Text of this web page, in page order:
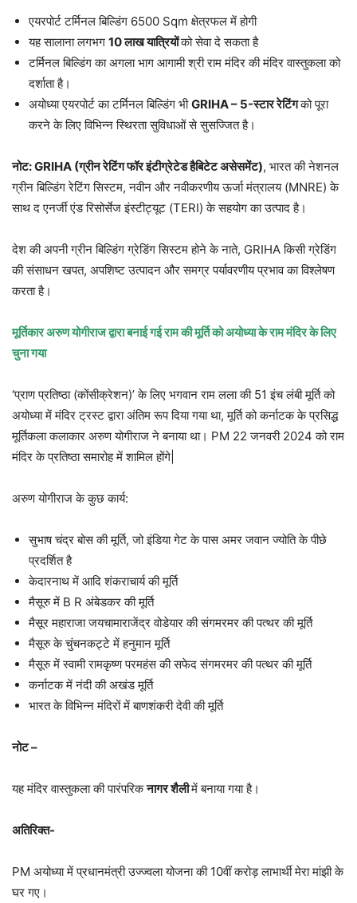
एयरपोर्ट टर्मिनल बिल्डिंग 6500 Sqm क्षेत्रफल में होगी
यह सालाना लगभग 10लाख यात्रियोंको सेवा दे सकता है
टर्मिनल बिल्डिंग का अगला भाग आगामी श्री राम मंदिर की मंदिर वास्तुकला को
दर्शाता है।
अयोध्या एयरपोर्ट का टर्मिनल बिल्डिंग भीGRIHA – 5-स्टार रेटिंगको पूरा
करने के लिए विभिन्न स्थिरता सुविधाओं से सुसज्जित है।
नोट:GRIHA (ग्रीन रेटिंग फॉर इंटीग्रेटेड हैबिटेट असेसमेंट), भारत की नेशनल
ग्रीन बिल्डिंग रेटिंग सिस्टम, नवीन और नवीकरणीय ऊर्जा मंत्रालय (MNRE) के
साथ द एनर्जी एंड रिसोर्सेज इंस्टीट्यूट (TERI) के सहयोग का उत्पाद है।
देश की अपनी ग्रीन बिल्डिंग ग्रेडिंग सिस्टम होने के नाते, GRIHA किसी ग्रेडिंग
की संसाधन खपत, अपशिष्ट उत्पादन और समग्र पर्यावरणीय प्रभाव का विश्लेषण
करता है।
मूर्तिकार अरुण योगीराज द्वारा बनाई गई राम की मूर्ति को अयोध्या के राम मंदिर के लिए
चुना गया
‘प्राण प्रतिष्ठा (कोंसीक्रेशन)’ के लिए भगवान राम लला की 51 इंच लंबी मूर्ति को
अयोध्या में मंदिर ट्रस्ट द्वारा अंतिम रूप दिया गया था, मूर्ति को कर्नाटक के प्रसिद्ध
मूर्तिकला कलाकार अरुण योगीराज ने बनाया था। PM 22 जनवरी 2024 को राम
मंदिर के प्रतिष्ठा समारोह में शामिल होंगे|
अरुण योगीराज के कुछ कार्य:
सुभाष चंद्र बोस की मूर्ति, जो इंडिया गेट के पास अमर जवान ज्योति के पीछे
प्रदर्शित है
केदारनाथ में आदि शंकराचार्य की मूर्ति
मैसूरु में B R अंबेडकर की मूर्ति
मैसूर महाराजा जयचामाराजेंद्र वोडेयार की संगमरमर की पत्थर की मूर्ति
मैसूरु के चुंचनकट्टे में हनुमान मूर्ति
मैसूरु में स्वामी रामकृष्ण परमहंस की सफेद संगमरमर की पत्थर की मूर्ति
कर्नाटक में नंदी की अखंड मूर्ति
भारत के विभिन्न मंदिरों में बाणशंकरी देवी की मूर्ति
नोट –
यह मंदिर वास्तुकला की पारंपरिकनागर शैलीमें बनाया गया है।
अतिरिक्त-
PM अयोध्या में प्रधानमंत्री उज्ज्वला योजना की 10वीं करोड़ लाभार्थी मेरा मांझी के
घर गए।